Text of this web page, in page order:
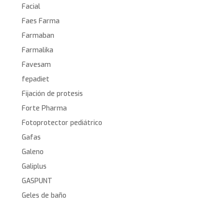
Facial
Faes Farma
Farmaban
Farmalika
Favesam
fepadiet
Fijación de protesis
Forte Pharma
Fotoprotector pediátrico
Gafas
Galeno
Galiplus
GASPUNT
Geles de baño